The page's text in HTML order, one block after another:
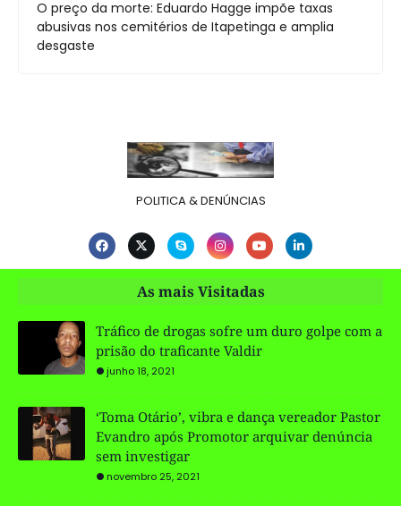
O preço da morte: Eduardo Hagge impõe taxas
abusivas nos cemitérios de Itapetinga e amplia
desgaste
POLITICA & DENÚNCIAS
As mais Visitadas
Tráfico de drogas sofre um duro golpe com a
prisão do traficante Valdir
junho 18, 2021
‘Toma Otário’, vibra e dança vereador Pastor
Evandro após Promotor arquivar denúncia
sem investigar
novembro 25, 2021